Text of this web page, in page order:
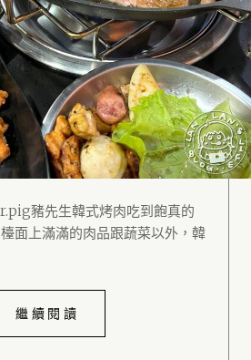
豬先生韓式烤肉吃到飽真的
面上滿滿的肉品跟蔬菜以外，韓
繼續閱讀